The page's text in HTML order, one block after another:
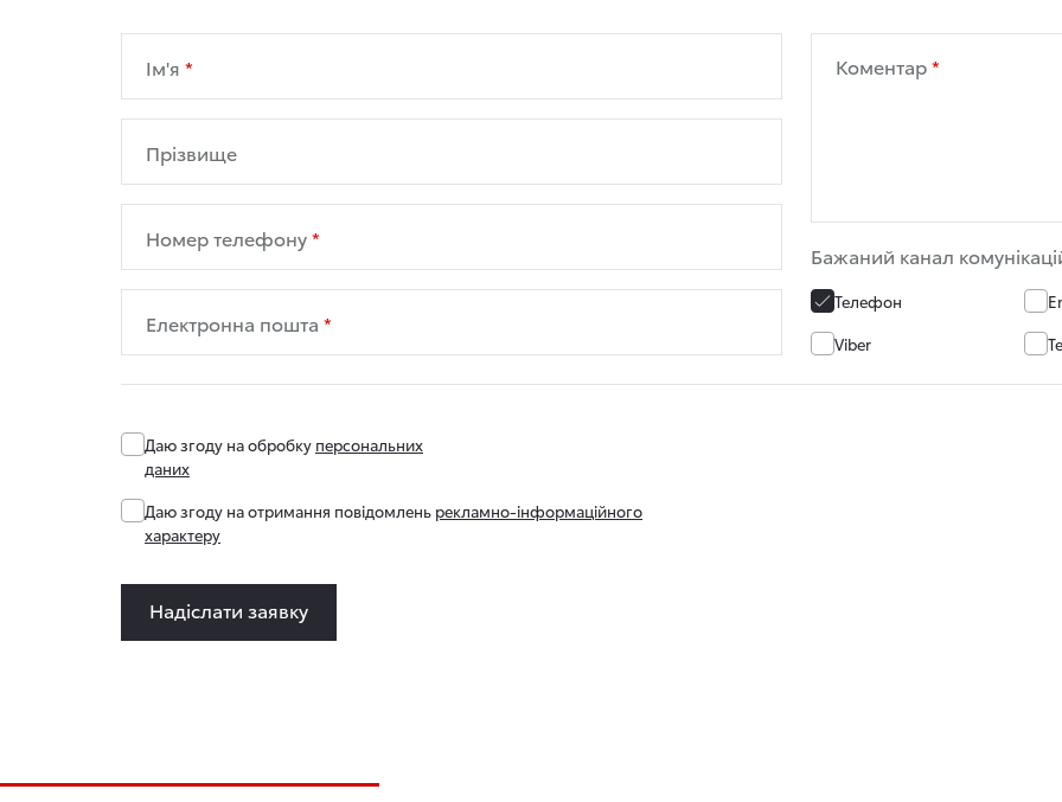
Ім'я
Прізвище
Номер телефону
Електронна пошта
Коментар
Бажаний канал
Телефон
Viber
Даю згоду на обробку персональних
даних
Даю згоду на отримання повідомлень рекламно-інформаційного
характеру
Надіслати заявку